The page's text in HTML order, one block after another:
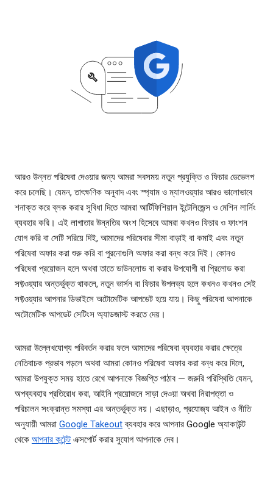
আরও উন্নত পরিষেবা দেওয়ার জন্য আমরা সবসময় নতুন প্রযুক্তি ও ফিচার ডেভেলপ
করে চলেছি। যেমন, তাৎক্ষণিক অনুবাদ এবং স্প্যাম ও ম্যালওয়্যার আরও ভালোভাবে
শনাক্ত করে ব্লক করার সুবিধা দিতে আমরা আর্টিফিশিয়াল ইন্টেলিজেন্স ও মেশিন লার্নিং
ব্যবহার করি। এই লাগাতার উন্নতির অংশ হিসেবে আমরা কখনও ফিচার ও ফাংশন
যোগ করি বা সেটি সরিয়ে দিই, আমাদের পরিষেবার সীমা বাড়াই বা কমাই এবং নতুন
পরিষেবা অফার করা শুরু করি বা পুরনোগুলি অফার করা বন্ধ করে দিই। কোনও
পরিষেবা প্রয়োজন হলে অথবা তাতে ডাউনলোড বা করার উপযোগী বা প্রিলোড করা
সফ্টওয়্যার অন্তর্ভুক্ত থাকলে, নতুন ভার্সন বা ফিচার উপলভ্য হলে কখনও কখনও সেই
সফ্টওয়্যার আপনার ডিভাইসে অটোমেটিক আপডেট হয়ে যায়। কিছু পরিষেবা আপনাকে
অটোমেটিক আপডেট সেটিংস অ্যাডজাস্ট করতে দেয়।
আমরা উল্লেখযোগ্য পরিবর্তন করার ফলে আমাদের পরিষেবা ব্যবহার করার ক্ষেত্রে
নেতিবাচক প্রভাব পড়লে অথবা আমরা কোনও পরিষেবা অফার করা বন্ধ করে দিলে,
আমরা উপযুক্ত সময় হাতে রেখে আপনাকে বিজ্ঞপ্তি পাঠাব — জরুরি পরিস্থিতি যেমন,
অপব্যবহার প্রতিরোধ করা, আইনি প্রয়োজনে সাড়া দেওয়া অথবা নিরাপত্তা ও
পরিচালন সংক্রান্ত সমস্যা এর অন্তর্ভুক্ত নয়। এছাড়াও, প্রযোজ্য আইন ও নীতি
অনুযায়ী আমরা Google Takeoutব্যবহার করে আপনার Google অ্যাকাউন্ট
থেকে আপনার কন্টেন্ট এক্সপোর্ট করার সুযোগ আপনাকে দেব।